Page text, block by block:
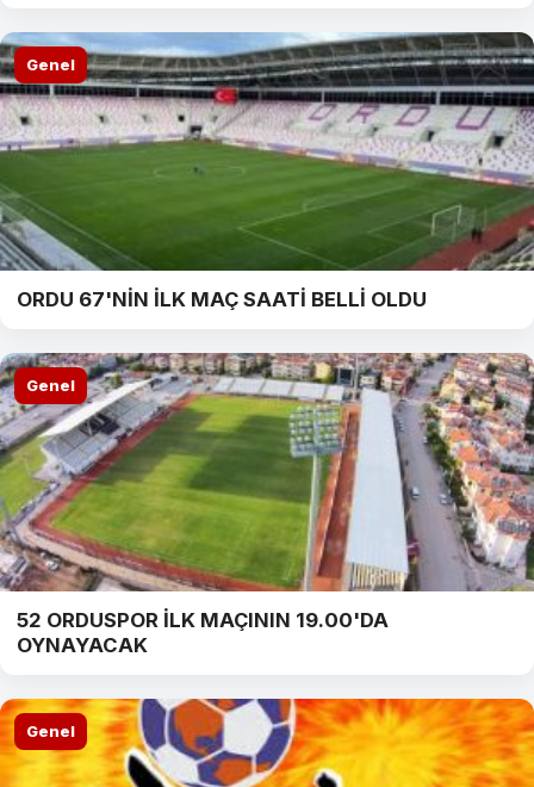
Genel
ORDU 67'NİN İLK MAÇ SAATİ BELLİ OLDU
Genel
52 ORDUSPOR İLK MAÇININ 19.00'DA
OYNAYACAK
Genel